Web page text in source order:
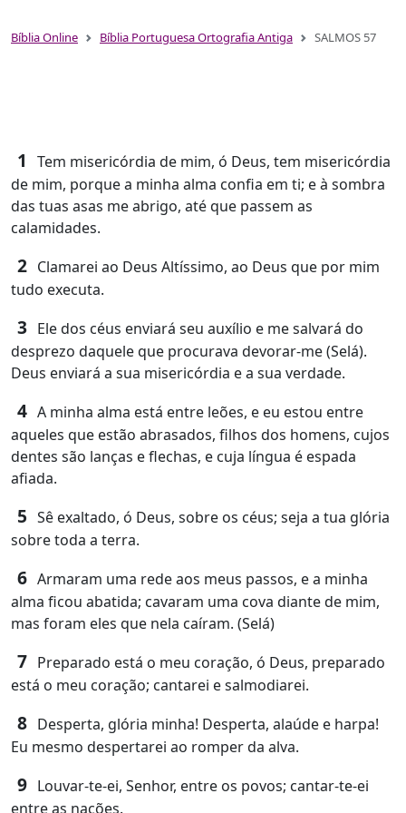
Bíblia Online Bíblia Portuguesa Ortografia Antiga SALMOS 57
1
Tem misericórdia de mim, ó Deus, tem misericórdia
de mim, porque a minha alma confia em ti; e à sombra
das tuas asas me abrigo, até que passem as
calamidades.
2 Clamarei ao Deus Altíssimo, ao Deus que por mim
tudo executa.
3 Ele dos céus enviará seu auxílio e me salvará do
desprezo daquele que procurava devorar-me (Selá).
Deus enviará a sua misericórdia e a sua verdade.
4 A minha alma está entre leões, e eu estou entre
aqueles que estão abrasados, filhos dos homens, cujos
dentes são lanças e flechas, e cuja língua é espada
afiada.
5 Sê exaltado, ó Deus, sobre os céus; seja a tua glória
sobre toda a terra.
6 Armaram uma rede aos meus passos, e a minha
alma ficou abatida; cavaram uma cova diante de mim,
mas foram eles que nela caíram. (Selá)
7 Preparado está o meu coração, ó Deus, preparado
está o meu coração; cantarei e salmodiarei.
8 Desperta, glória minha! Desperta, alaúde e harpa!
Eu mesmo despertarei ao romper da alva.
9 Louvar-te-ei, Senhor, entre os povos; cantar-te-ei
entre as nações.